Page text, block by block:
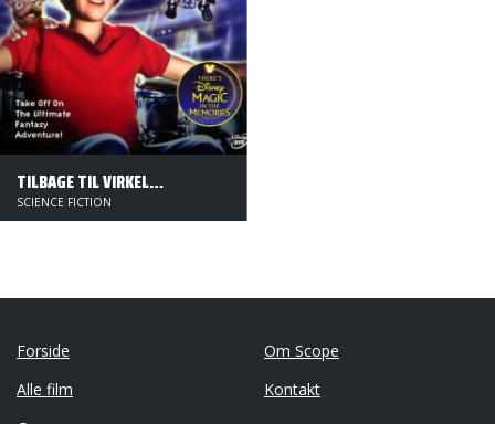
TILBAGE TIL VIRKELIGHEDEN
SCIENCE FICTION
Forside
Alle film
Om Scope
Kontakt